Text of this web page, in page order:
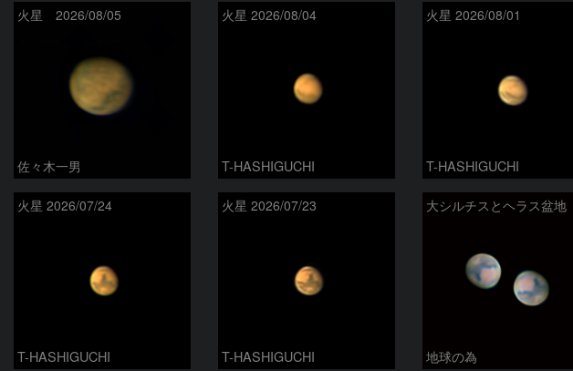
火星 2026/08/05
佐々木一男
火星 2026/08/04
T-HASHIGUCHI
火星 2026/08/01
T-HASHIGUCHI
火星 2026/07/24
T-HASHIGUCHI
火星 2026/07/23
T-HASHIGUCHI
大シルチスとヘラス盆地
地球の為